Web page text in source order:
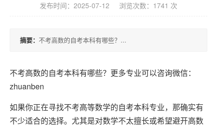
发布时间：2025-07-12 浏览次数：1741 次
摘要： 不考高数的自考本科有哪些？...
不考高数的自考本科有哪些？更多专业可以咨询微信：
zhuanben
如果你正在寻找不考高等数学的自考本科专业，那确实有
不少适合的选择。尤其是对数学不太擅长或希望避开高数